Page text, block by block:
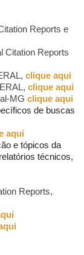
Reports e
Citation Reports
clique aqui
clique aqui
MG clique aqui
de buscas
aqui
e tópicos da
técnicos,
Reports,